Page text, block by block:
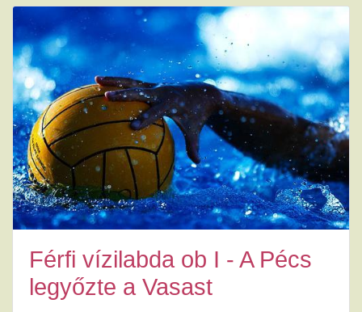
Férfi vízilabda ob I - A Pécs
legyőzte a Vasast